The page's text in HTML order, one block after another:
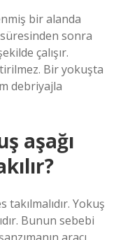
bir alanda
sonra
çalışır.
Bir yokuşta
debriyajla
aşağı
Yokuş
Bunun sebebi